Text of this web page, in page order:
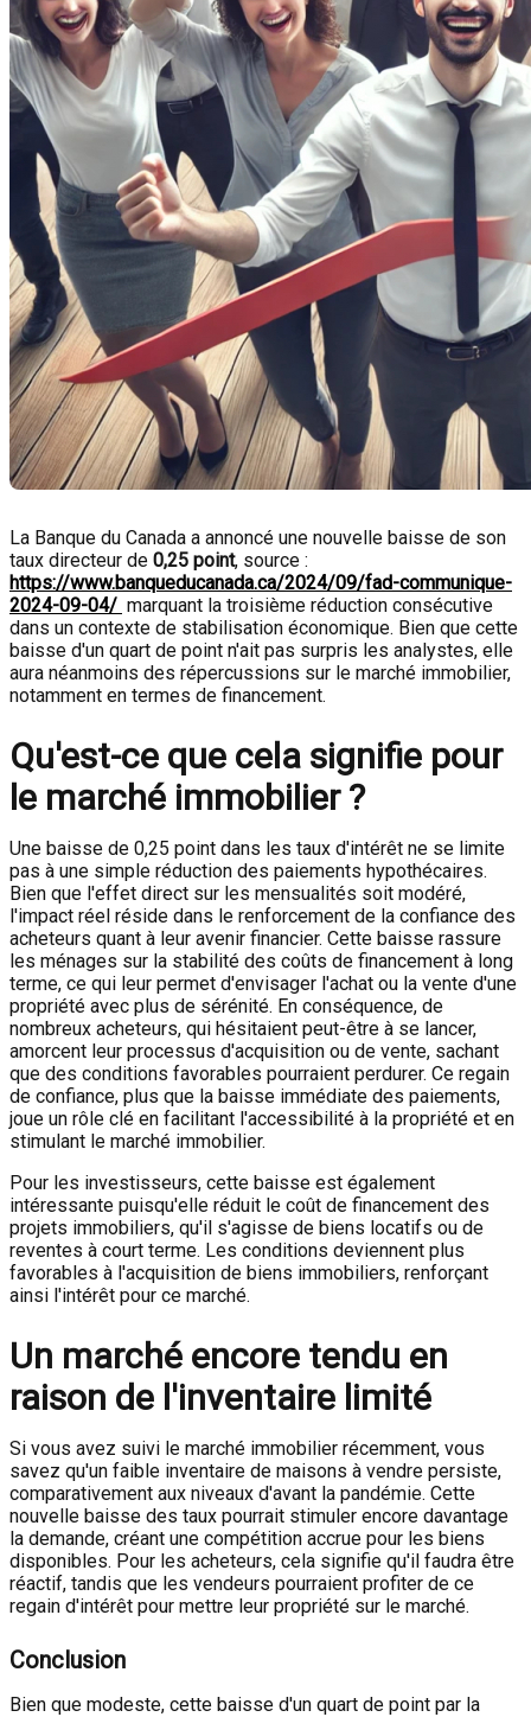
La Banque du Canada a annoncé une nouvelle baisse de son
taux directeur de 0,25 point, source :
https://www.banqueducanada.ca/2024/09/fad-communique-
2024-09-04/ marquant la troisième réduction consécutive
dans un contexte de stabilisation économique. Bien que cette
baisse d'un quart de point n'ait pas surpris les analystes, elle
aura néanmoins des répercussions sur le marché immobilier,
notamment en termes de financement.
Qu'est-ce que cela signifie pour
le marché immobilier ?
Une baisse de 0,25 point dans les taux d'intérêt ne se limite
pas à une simple réduction des paiements hypothécaires.
Bien que l'effet direct sur les mensualités soit modéré,
l'impact réel réside dans le renforcement de la confiance des
acheteurs quant à leur avenir financier. Cette baisse rassure
les ménages sur la stabilité des coûts de financement à long
terme, ce qui leur permet d'envisager l'achat ou la vente d'une
propriété avec plus de sérénité. En conséquence, de
nombreux acheteurs, qui hésitaient peut-être à se lancer,
amorcent leur processus d'acquisition ou de vente, sachant
que des conditions favorables pourraient perdurer. Ce regain
de confiance, plus que la baisse immédiate des paiements,
joue un rôle clé en facilitant l'accessibilité à la propriété et en
stimulant le marché immobilier.
Pour les investisseurs, cette baisse est également
intéressante puisqu'elle réduit le coût de financement des
projets immobiliers, qu'il s'agisse de biens locatifs ou de
reventes à court terme. Les conditions deviennent plus
favorables à l'acquisition de biens immobiliers, renforçant
ainsi l'intérêt pour ce marché.
Un marché encore tendu en
raison de l'inventaire limité
Si vous avez suivi le marché immobilier récemment, vous
savez qu'un faible inventaire de maisons à vendre persiste,
comparativement aux niveaux d'avant la pandémie. Cette
nouvelle baisse des taux pourrait stimuler encore davantage
la demande, créant une compétition accrue pour les biens
disponibles. Pour les acheteurs, cela signifie qu'il faudra être
réactif, tandis que les vendeurs pourraient profiter de ce
regain d'intérêt pour mettre leur propriété sur le marché.
Conclusion
Bien que modeste, cette baisse d'un quart de point par la